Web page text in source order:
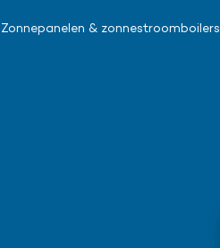
Zonnepanelen & zonnestroomboilers